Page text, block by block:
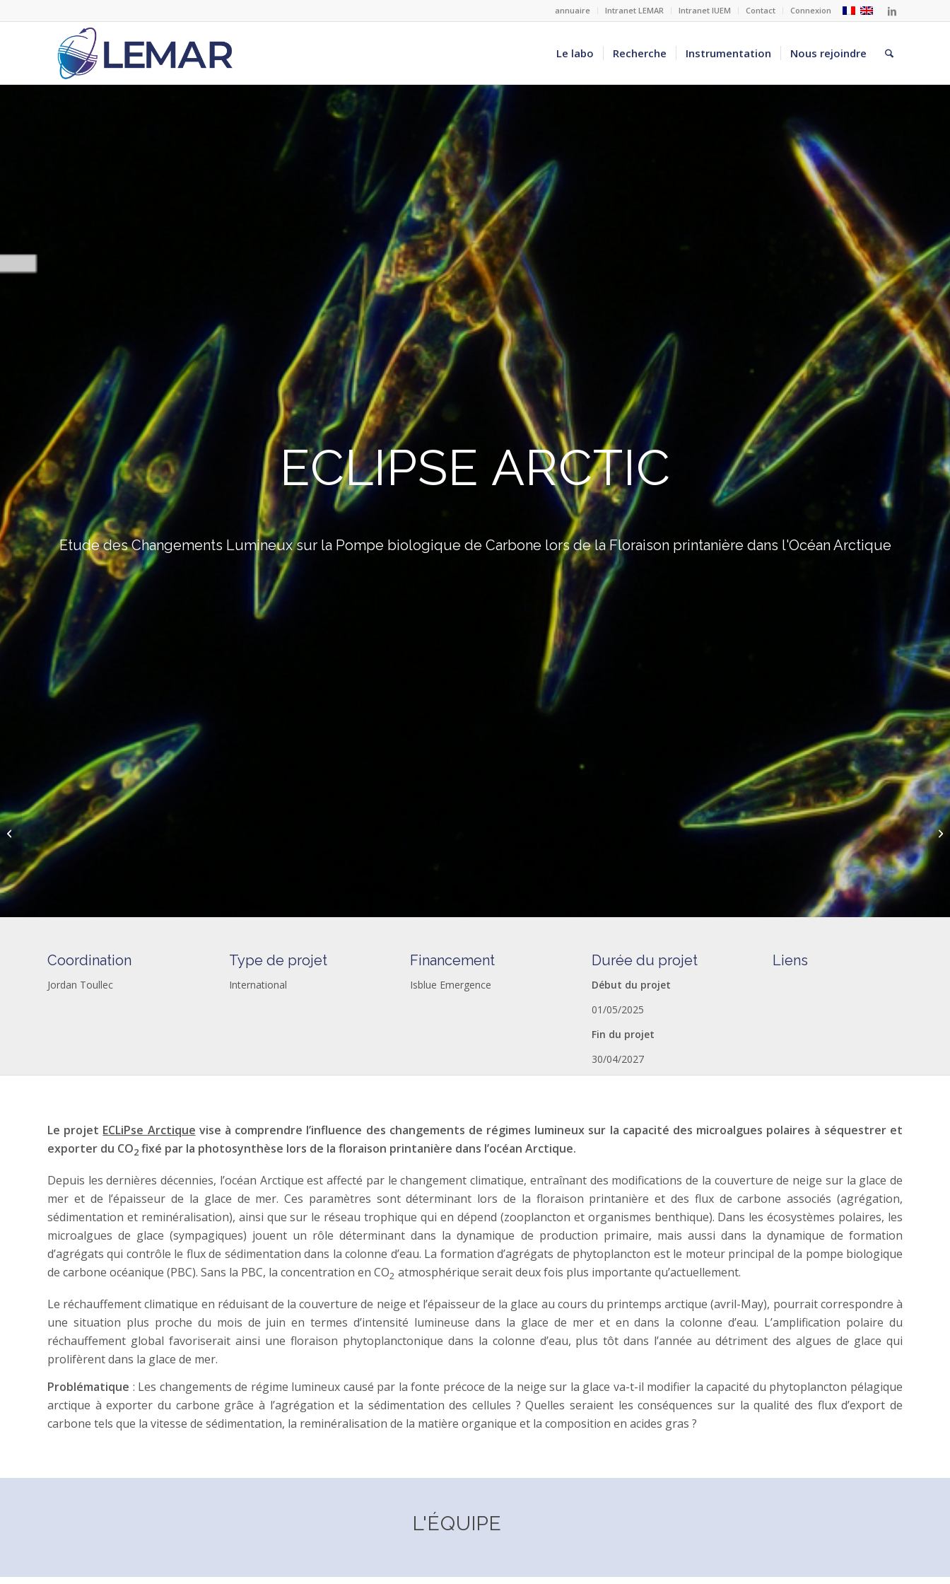
annuaire Intranet LEMAR Intranet IUEM Contact Connexion
Le labo Recherche Instrumentation Nous rejoindre
ECLIPSE ARCTIC
Etude des Changements Lumineux sur la Pompe biologique de Carbone lors de la Floraison printanière dans l'Océan Arctique
Coordination
Jordan Toullec
Type de projet
International
Financement
Isblue Emergence
Durée du projet
Début du projet
01/05/2025
Fin du projet
30/04/2027
Liens
Le projet ECLiPse Arctique vise à comprendre l’influence des changements de régimes lumineux sur la capacité des microalgues polaires à séquestrer et
exporter du CO2 fixé par la photosynthèse lors de la floraison printanière dans l’océan Arctique.
Depuis les dernières décennies, l’océan Arctique est affecté par le changement climatique, entraînant des modifications de la couverture de neige sur la glace de
mer et de l’épaisseur de la glace de mer. Ces paramètres sont déterminant lors de la floraison printanière et des flux de carbone associés (agrégation,
sédimentation et reminéralisation), ainsi que sur le réseau trophique qui en dépend (zooplancton et organismes benthique). Dans les écosystèmes polaires, les
microalgues de glace (sympagiques) jouent un rôle déterminant dans la dynamique de production primaire, mais aussi dans la dynamique de formation
d’agrégats qui contrôle le flux de sédimentation dans la colonne d’eau. La formation d’agrégats de phytoplancton est le moteur principal de la pompe biologique
de carbone océanique (PBC). Sans la PBC, la concentration en CO2 atmosphérique serait deux fois plus importante qu’actuellement.
Le réchauffement climatique en réduisant de la couverture de neige et l’épaisseur de la glace au cours du printemps arctique (avril-May), pourrait correspondre à
une situation plus proche du mois de juin en termes d’intensité lumineuse dans la glace de mer et en dans la colonne d’eau. L’amplification polaire du
réchauffement global favoriserait ainsi une floraison phytoplanctonique dans la colonne d’eau, plus tôt dans l’année au détriment des algues de glace qui
prolifèrent dans la glace de mer.
Problématique : Les changements de régime lumineux causé par la fonte précoce de la neige sur la glace va-t-il modifier la capacité du phytoplancton pélagique
arctique à exporter du carbone grâce à l’agrégation et la sédimentation des cellules ? Quelles seraient les conséquences sur la qualité des flux d’export de
carbone tels que la vitesse de sédimentation, la reminéralisation de la matière organique et la composition en acides gras ?
L'ÉQUIPE